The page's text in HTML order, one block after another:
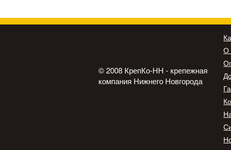
© 2008 КрепКо-НН - крепежная
компания Нижнего Новгорода
О